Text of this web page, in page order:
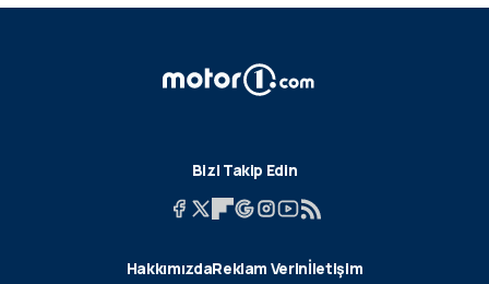
Bizi Takip Edin
HakkımızdaReklam Verinİletişim